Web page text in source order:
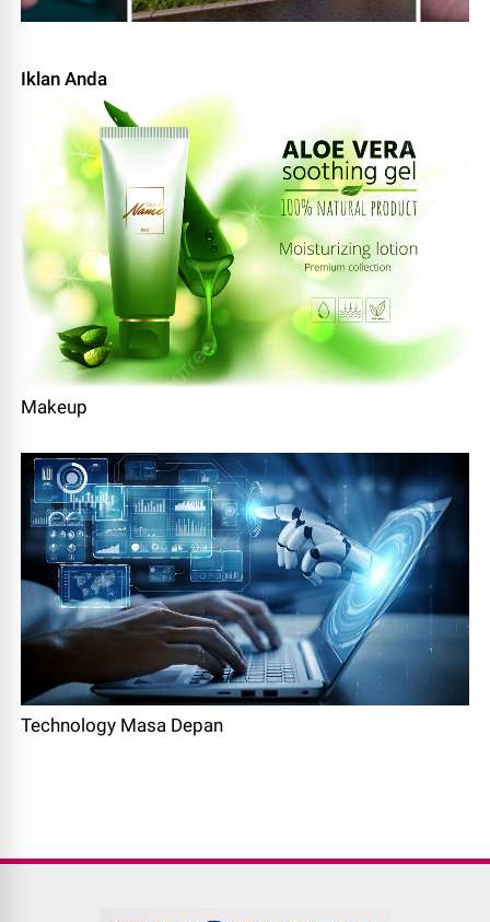
Iklan Anda
Makeup
Technology Masa Depan